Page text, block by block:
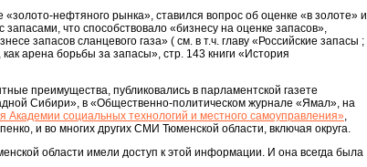
нефтяного рынка», ставился вопрос об оценке «в золоте» и
что способствовало «бизнесу на оценке запасов»,
запасов сланцевого газа» ( см. в т.ч. главу «Российские запасы ;
арена борьбы за запасы», стр. 143 книги «История
преимущества, публиковались в парламентской газете
Сибири», в «Общественно-политическом журнале «Ямал», на
Академии социальных технологий и местного самоуправления»,
и во многих других СМИ Тюменской области, включая округа.
области имели доступ к этой информации. И она всегда была